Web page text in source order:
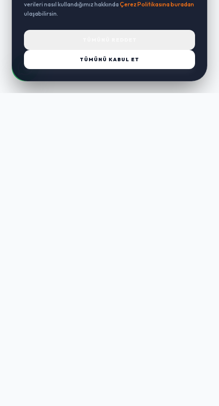
verileri nasıl kullandığımız hakkında Çerez Politikasına buradan
ulaşabilirsin.
TÜMÜNÜ KABUL ET